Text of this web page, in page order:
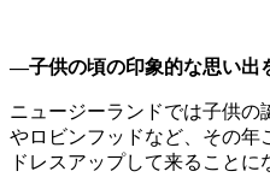
―子供の頃の印象的な思い出
ニュージーランドでは子供
やロビンフッドなど、その年
ドレスアップして来ることに